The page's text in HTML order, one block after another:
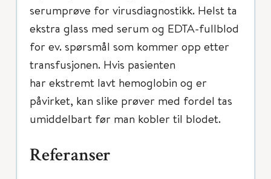
serumprøve for virusdiagnostikk. Helst ta
ekstra glass med serum og EDTA-fullblod
for ev. spørsmål som kommer opp etter
transfusjonen. Hvis pasienten
har ekstremt lavt hemoglobin og er
påvirket, kan slike prøver med fordel tas
umiddelbart før man kobler til blodet.
Referanser